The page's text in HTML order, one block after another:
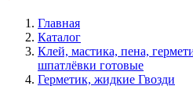
Главная
Каталог
Клей, мастика, пена,
шпатлёвки готовые
Герметик, жидкие Гвозди